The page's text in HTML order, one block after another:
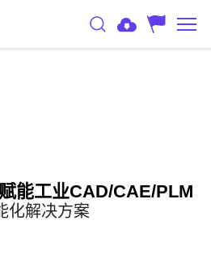
能工业CAD/CAE/PLM
化解决方案